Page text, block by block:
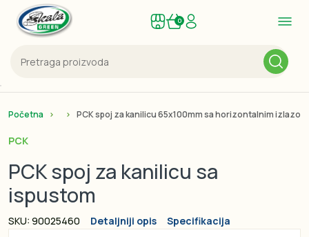
0
Početna PCK spoj za kanilicu 65x100mm sa horizontalnim
PCK
PCK spoj za kanilicu sa
ispustom
SKU: 90025460 Detaljniji opis Specifikacija